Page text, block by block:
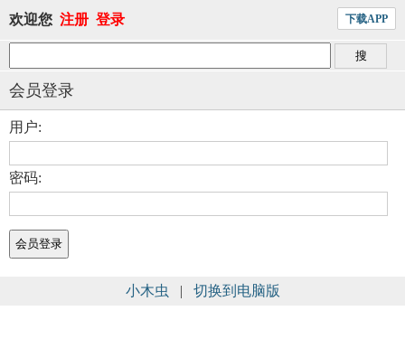
欢迎您 注册 登录 下载APP
会员登录
用户:
密码:
小木虫 | 切换到电脑版